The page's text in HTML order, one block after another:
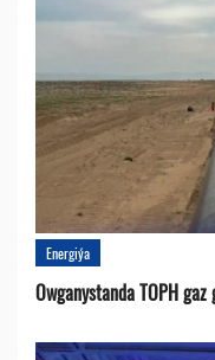
Energiýa
Owganystanda TOPH